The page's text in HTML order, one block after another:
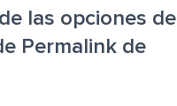
las opciones de
Permalink de